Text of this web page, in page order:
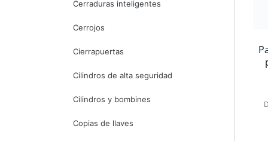
Cerraduras inteligentes
Cerrojos
Cierrapuertas
Cilindros de alta seguridad
Cilindros y bombines
Copias de llaves